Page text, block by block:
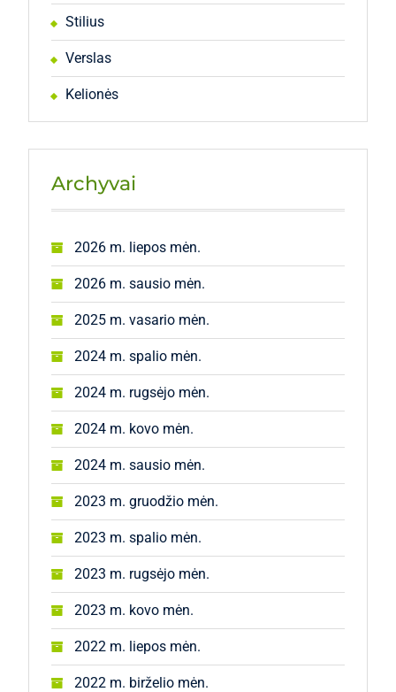
Stilius
Verslas
Kelionės
Archyvai
2026 m. liepos mėn.
2026 m. sausio mėn.
2025 m. vasario mėn.
2024 m. spalio mėn.
2024 m. rugsėjo mėn.
2024 m. kovo mėn.
2024 m. sausio mėn.
2023 m. gruodžio mėn.
2023 m. spalio mėn.
2023 m. rugsėjo mėn.
2023 m. kovo mėn.
2022 m. liepos mėn.
2022 m. birželio mėn.